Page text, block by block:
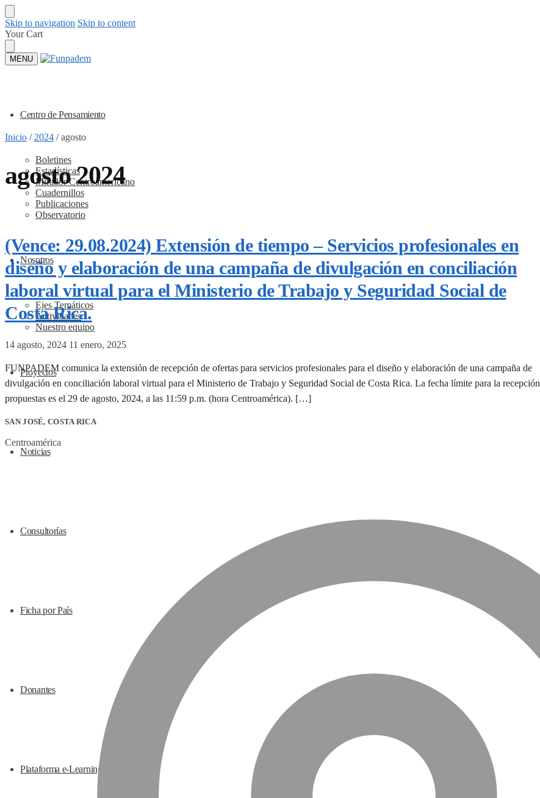
Skip to navigation Skip to content
Your Cart
MENU
Centro de Pensamiento
Boletines
Estadísticas
Mirador Centroamericano
Cuadernillos
Publicaciones
Observatorio
Nosotros
Ejes Temáticos
Actividades
Nuestro equipo
Proyectos
Noticias
Consultorías
Ficha por País
Donantes
Plataforma e-Learning
Inicio / 2024 /agosto
agosto 2024
(Vence: 29.08.2024) Extensión de tiempo – Servicios profesionales en
diseño y elaboración de una campaña de divulgación en conciliación
laboral virtual para el Ministerio de Trabajo y Seguridad Social de
Costa Rica.
14 agosto, 2024 11 enero, 2025
FUNPADEM comunica la extensión de recepción de ofertas para servicios profesionales para el diseño y elaboración de una campaña de
divulgación en conciliación laboral virtual para el Ministerio de Trabajo y Seguridad Social de Costa Rica. La fecha límite para la recepción
propuestas es el 29 de agosto, 2024, a las 11:59 p.m. (hora Centroamérica). […]
SAN JOSÉ, COSTA RICA
Centroamérica